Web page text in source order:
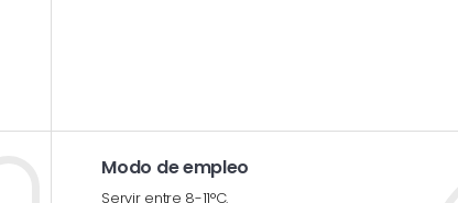
Modo de empleo
Servir entre 8-11°C.